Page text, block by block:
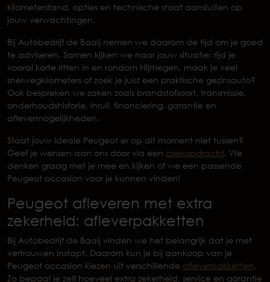
kilometerstand, opties en technische staat aansluiten op
jouw verwachtingen.
Bij Autobedrijf de Baaij nemen we daarom de tijd om je goed
te adviseren. Samen kijken we naar jouw situatie: rijd je
vooral korte ritten in en rondom Nijmegen, maak je veel
snelwegkilometers of zoek je juist een praktische gezinsauto?
Ook bespreken we zaken zoals brandstofsoort, transmissie,
onderhoudshistorie, inruil, financiering, garantie en
aflevermogelijkheden.
Staat jouw ideale Peugeot er op dit moment niet tussen?
Geef je wensen aan ons door via een zoekopdracht. We
denken graag met je mee en kijken of we een passende
Peugeot occasion voor je kunnen vinden!
Peugeot afleveren met extra
zekerheid: afleverpakketten
Bij Autobedrijf de Baaij vinden we het belangrijk dat je met
vertrouwen instapt. Daarom kun je bij aankoop van je
Peugeot occasion kiezen uit verschillende afleverpakketten.
Zo bepaal je zelf hoeveel extra zekerheid, service en garantie